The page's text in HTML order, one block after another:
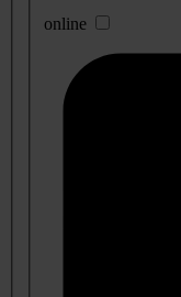
online